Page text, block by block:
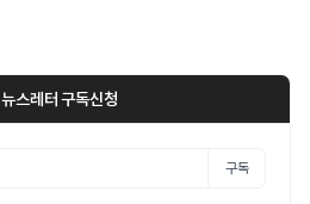
뉴스레터 구독신청
구독